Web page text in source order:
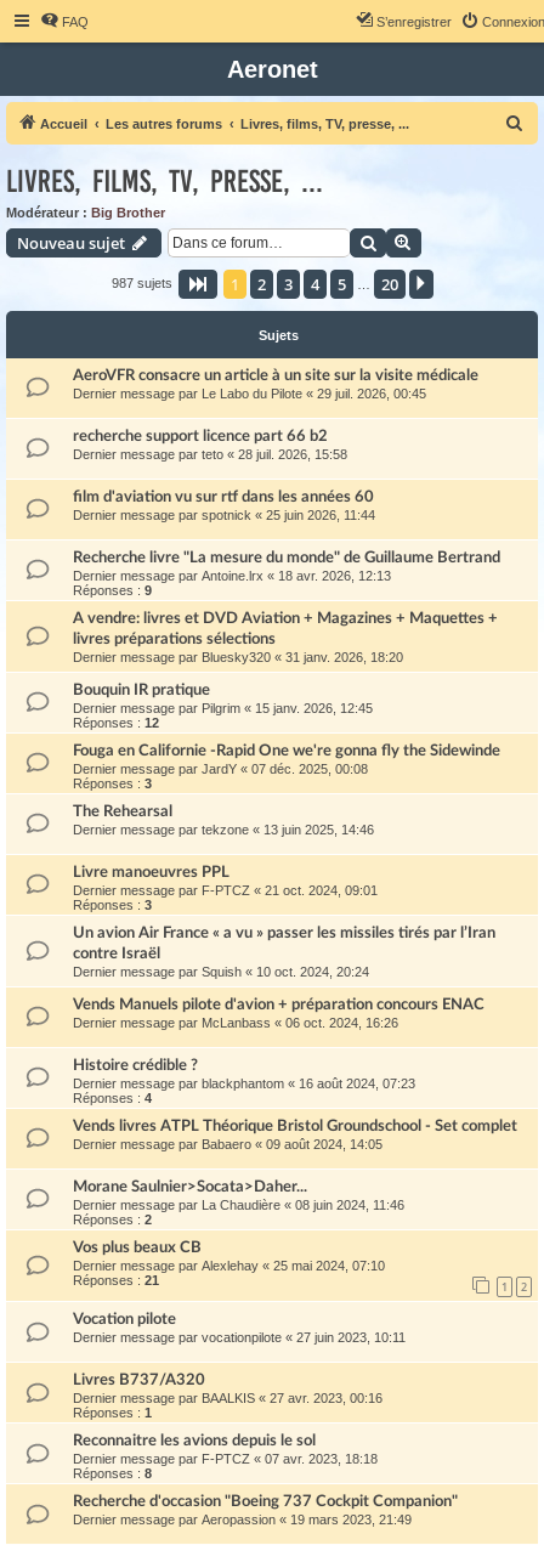
FAQ Connexion
S’enregistrer
Aeronet
Accueil Les autres forums Livres, films, TV, presse, ...
e
Livres, films, TV, presse, ...
Modérateur : Big Brother
Nouveau sujet Rechercher
987 sujets Page 1sur20
1 2 3 4 5 20
Sujets
AeroVFR consacre un article à un site sur la visite médicale
Dernier message par Le Labo du Pilote « 29 juil. 2026, 00:45
recherche support licence part 66 b2
Dernier message par teto « 28 juil. 2026, 15:58
film d'aviation vu sur rtf dans les années 60
Dernier message par spotnick « 25 juin 2026, 11:44
Recherche livre "La mesure du monde" de Guillaume Bertrand
Dernier message par Antoine.lrx « 18 avr. 2026, 12:13
Réponses : 9
A vendre: livres et DVD Aviation + Magazines + Maquettes +
livres préparations sélections
Dernier message par Bluesky320 « 31 janv. 2026, 18:20
Bouquin IR pratique
Dernier message par Pilgrim « 15 janv. 2026, 12:45
Réponses : 12
Fouga en Californie -Rapid One we're gonna fly the Sidewinde
Dernier message par JardY « 07 déc. 2025, 00:08
Réponses : 3
The Rehearsal
Dernier message par tekzone « 13 juin 2025, 14:46
Livre manoeuvres PPL
Dernier message par F-PTCZ « 21 oct. 2024, 09:01
Réponses : 3
Un avion Air France « a vu » passer les missiles tirés par l’Iran
contre Israël
Dernier message par Squish « 10 oct. 2024, 20:24
Vends Manuels pilote d'avion + préparation concours ENAC
Dernier message par McLanbass « 06 oct. 2024, 16:26
Histoire crédible ?
Dernier message par blackphantom « 16 août 2024, 07:23
Réponses : 4
Vends livres ATPL Théorique Bristol Groundschool - Set complet
Dernier message par Babaero « 09 août 2024, 14:05
Morane Saulnier>Socata>Daher...
Dernier message par La Chaudière « 08 juin 2024, 11:46
Réponses : 2
Vos plus beaux CB
Dernier message par Alexlehay « 25 mai 2024, 07:10
Réponses : 21 1 2
Vocation pilote
Dernier message par vocationpilote « 27 juin 2023, 10:11
Livres B737/A320
Dernier message par BAALKIS « 27 avr. 2023, 00:16
Réponses : 1
Reconnaitre les avions depuis le sol
Dernier message par F-PTCZ « 07 avr. 2023, 18:18
Réponses : 8
Recherche d'occasion "Boeing 737 Cockpit Companion"
Dernier message par Aeropassion « 19 mars 2023, 21:49